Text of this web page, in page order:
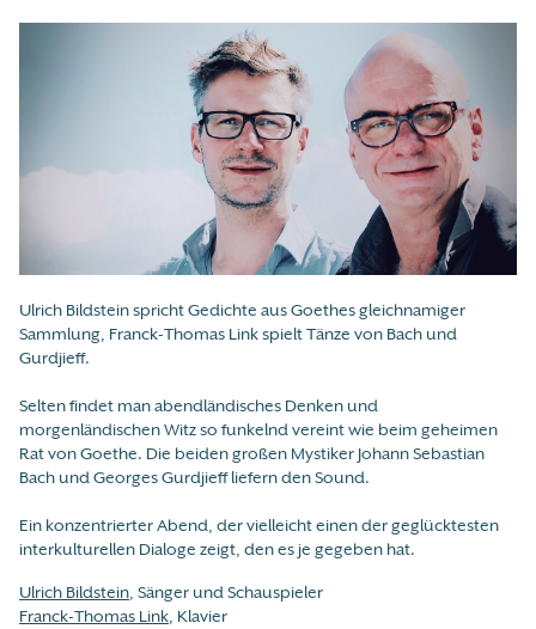
Ulrich Bildstein spricht Gedichte aus Goethes gleichnamiger
Sammlung, Franck-Thomas Link spielt Tänze von Bach und
Gurdjieff.
Selten findet man abendländisches Denken und
morgenländischen Witz so funkelnd vereint wie beim geheimen
Rat von Goethe. Die beiden großen Mystiker Johann Sebastian
Bach und Georges Gurdjieff liefern den Sound.
Ein konzentrierter Abend, der vielleicht einen der geglücktesten
interkulturellen Dialoge zeigt, den es je gegeben hat.
Ulrich Bildstein, Sänger und Schauspieler
Franck-Thomas Link, Klavier